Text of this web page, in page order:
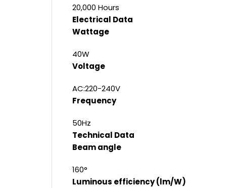
20,000 Hours
Electrical Data
Wattage
40W
Voltage
AC:220-240V
Frequency
50Hz
Technical Data
Beam angle
160°
Luminous efficiency (lm/W)